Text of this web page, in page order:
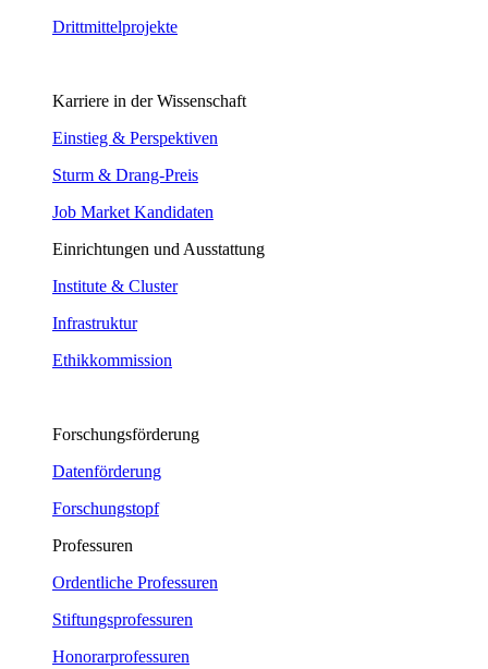
Drittmittelprojekte
Karriere in der Wissenschaft
Einstieg & Perspektiven
Sturm & Drang-Preis
Job Market Kandidaten
Einrichtungen und Ausstattung
Institute & Cluster
Infrastruktur
Ethikkommission
Forschungsförderung
Datenförderung
Forschungstopf
Professuren
Ordentliche Professuren
Stiftungsprofessuren
Honorarprofessuren